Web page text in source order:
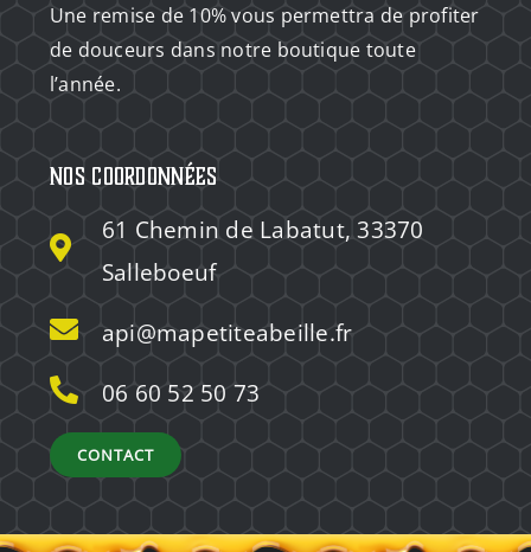
Une remise de 10% vous permettra de profiter
de douceurs dans notre boutique toute
l’année.
Nos coordonnées
61 Chemin de Labatut, 33370
Salleboeuf
api@mapetiteabeille.fr
06 60 52 50 73
CONTACT